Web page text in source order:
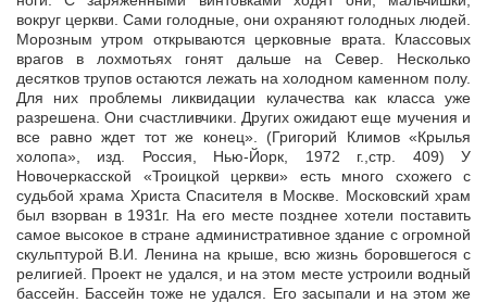
вокруг церкви. Сами голодные, они охраняют голодных людей.
Морозным утром открываются церковные врата. Классовых
врагов в лохмотьях гонят дальше на Север. Несколько
десятков трупов остаются лежать на холодном каменном полу.
Для них проблемы ликвидации кулачества как класса уже
разрешена. Они счастливчики. Других ожидают еще мучения и
все равно ждет тот же конец». (Григорий Климов «Крылья
холопа», изд. Россия, Нью-Йорк, 1972 г.,стр. 409) У
Новочеркасской «Троицкой церкви» есть много схожего с
судьбой храма Христа Спасителя в Москве. Московский храм
был взорван в 1931г. На его месте позднее хотели поставить
самое высокое в стране административное здание с огромной
скульптурой В.И. Ленина на крыше, всю жизнь боровшегося с
религией. Проект не удался, и на этом месте устроили водный
бассейн. Бассейн тоже не удался. Его засыпали и на этом же